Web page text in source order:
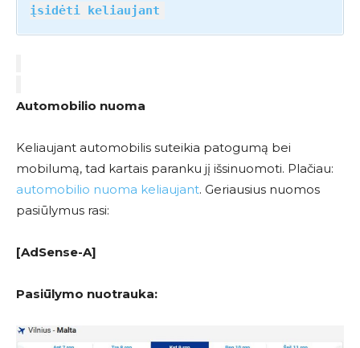
įsidėti keliaujant
Automobilio nuoma
Keliaujant automobilis suteikia patogumą bei
mobilumą, tad kartais paranku jį išsinuomoti. Plačiau:
automobilio nuoma keliaujant. Geriausius nuomos
pasiūlymus rasi:
[AdSense-A]
Pasiūlymo nuotrauka: